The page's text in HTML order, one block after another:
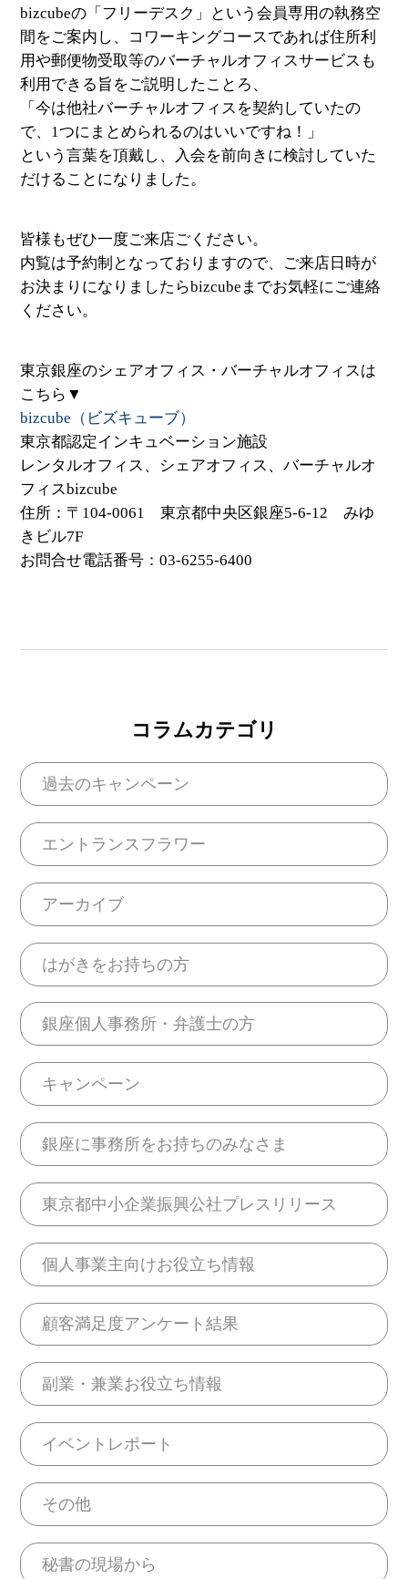
bizcubeの「フリーデスク」という会員専用の執務空
間をご案内し、コワーキングコースであれば住所利
用や郵便物受取等のバーチャルオフィスサービスも
利用できる旨をご説明したことろ、
「今は他社バーチャルオフィスを契約していたの
で、1つにまとめられるのはいいですね！」
という言葉を頂戴し、入会を前向きに検討していた
だけることになりました。
皆様もぜひ一度ご来店ごください。
内覧は予約制となっておりますので、ご来店日時が
お決まりになりましたらbizcubeまでお気軽にご連絡
ください。
東京銀座のシェアオフィス・バーチャルオフィスは
こちら▼
bizcube（ビズキューブ）
東京都認定インキュベーション施設
レンタルオフィス、シェアオフィス、バーチャルオ
フィスbizcube
住所：〒104-0061 東京都中央区銀座5-6-12 みゆ
きビル7F
お問合せ電話番号：03-6255-6400
コラムカテゴリ
過去のキャンペーン
エントランスフラワー
アーカイブ
はがきをお持ちの方
銀座個人事務所・弁護士の方
キャンペーン
銀座に事務所をお持ちのみなさま
東京都中小企業振興公社プレスリリース
個人事業主向けお役立ち情報
顧客満足度アンケート結果
副業・兼業お役立ち情報
イベントレポート
その他
秘書の現場から